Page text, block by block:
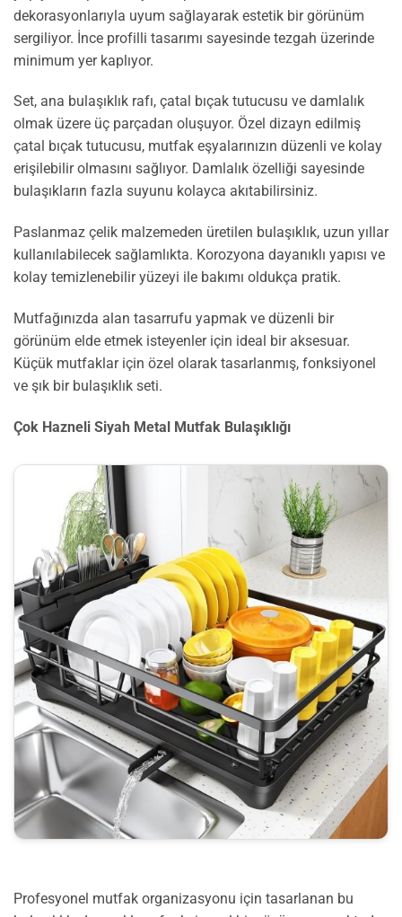
dekorasyonlarıyla uyum sağlayarak estetik bir görünüm
sergiliyor. İnce profilli tasarımı sayesinde tezgah üzerinde
minimum yer kaplıyor.
Set, ana bulaşıklık rafı, çatal bıçak tutucusu ve damlalık
olmak üzere üç parçadan oluşuyor. Özel dizayn edilmiş
çatal bıçak tutucusu, mutfak eşyalarınızın düzenli ve kolay
erişilebilir olmasını sağlıyor. Damlalık özelliği sayesinde
bulaşıkların fazla suyunu kolayca akıtabilirsiniz.
Paslanmaz çelik malzemeden üretilen bulaşıklık, uzun yıllar
kullanılabilecek sağlamlıkta. Korozyona dayanıklı yapısı ve
kolay temizlenebilir yüzeyi ile bakımı oldukça pratik.
Mutfağınızda alan tasarrufu yapmak ve düzenli bir
görünüm elde etmek isteyenler için ideal bir aksesuar.
Küçük mutfaklar için özel olarak tasarlanmış, fonksiyonel
ve şık bir bulaşıklık seti.
Çok Hazneli Siyah Metal Mutfak Bulaşıklığı
Profesyonel mutfak organizasyonu için tasarlanan bu